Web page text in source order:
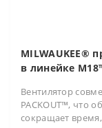
MILWAUKEE®
в линейке
Вентилятор
PACKOUT™, что
сокращает